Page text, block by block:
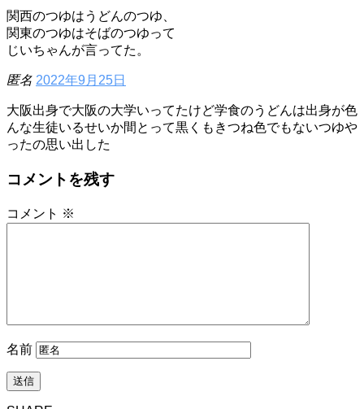
関西のつゆはうどんのつゆ、
関東のつゆはそばのつゆって
じいちゃんが言ってた。
匿名 2022年9月25日
大阪出身で大阪の大学いってたけど学食のうどんは出身が色
んな生徒いるせいか間とって黒くもきつね色でもないつゆや
ったの思い出した
コメントを残す
コメント ※
名前